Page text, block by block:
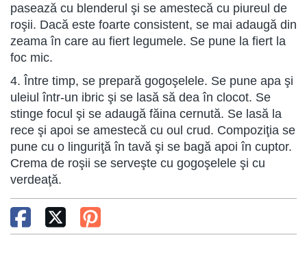
pasează cu blenderul şi se amestecă cu piureul de
roşii. Dacă este foarte consistent, se mai adaugă din
zeama în care au fiert legumele. Se pune la fiert la
foc mic.
4. Între timp, se prepară gogoşelele. Se pune apa şi
uleiul într-un ibric şi se lasă să dea în clocot. Se
stinge focul şi se adaugă făina cernută. Se lasă la
rece şi apoi se amestecă cu oul crud. Compoziţia se
pune cu o linguriţă în tavă şi se bagă apoi în cuptor.
Crema de roşii se serveşte cu gogoşelele şi cu
verdeaţă.